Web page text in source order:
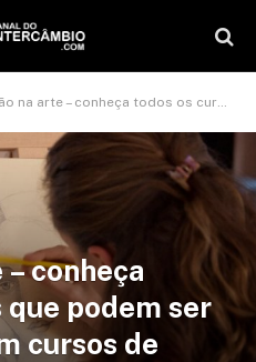
– conheça todos os cursos que podem ser combinados com cursos de italiano
conheça
que podem ser
cursos de